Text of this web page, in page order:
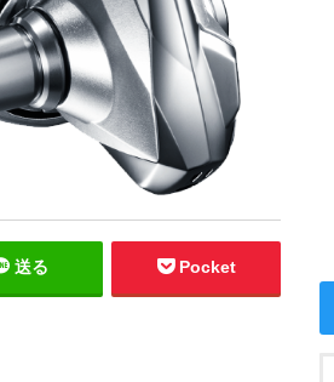
送る Pocket